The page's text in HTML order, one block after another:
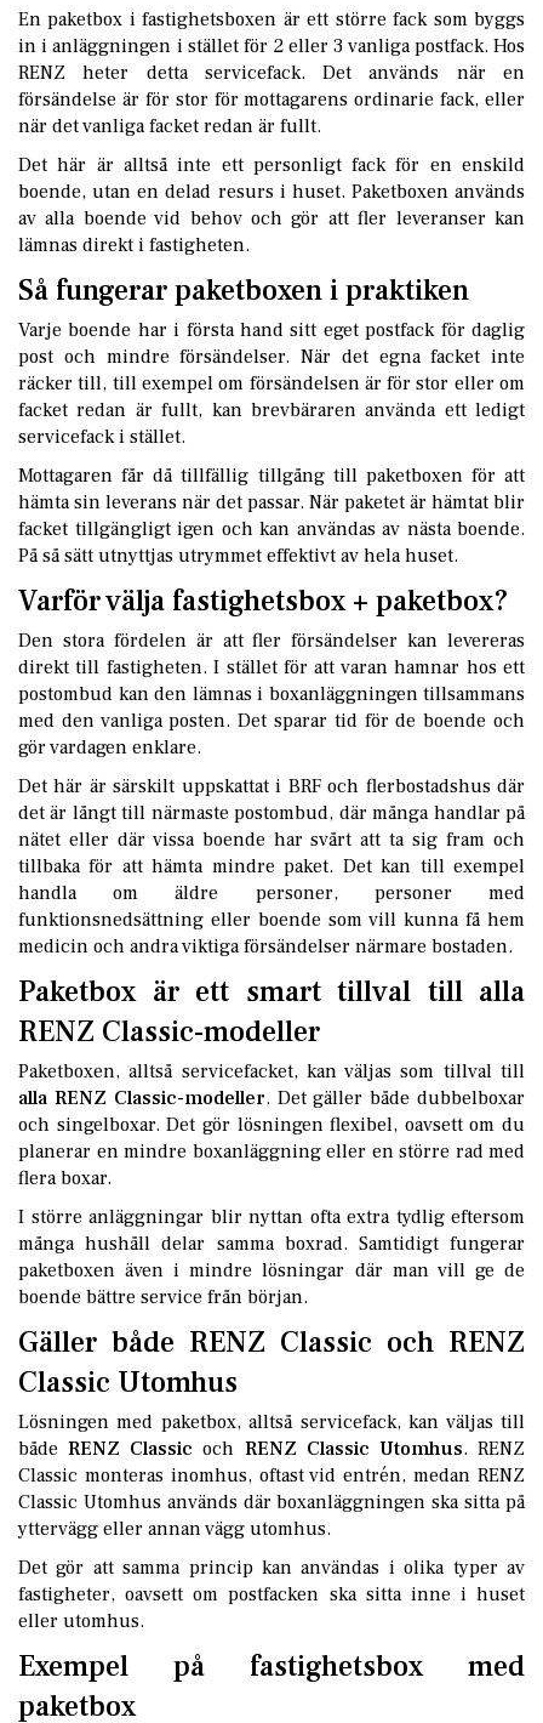
En paketbox i fastighetsboxen är ett större fack som byggs
in i anläggningen i stället för 2 eller 3 vanliga postfack. Hos
RENZ heter detta servicefack. Det används när en
försändelse är för stor för mottagarens ordinarie fack, eller
när det vanliga facket redan är fullt.
Det här är alltså inte ett personligt fack för en enskild
boende, utan en delad resurs i huset. Paketboxen används
av alla boende vid behov och gör att fler leveranser kan
lämnas direkt i fastigheten.
Så fungerar paketboxen i praktiken
Varje boende har i första hand sitt eget postfack för daglig
post och mindre försändelser. När det egna facket inte
räcker till, till exempel om försändelsen är för stor eller om
facket redan är fullt, kan brevbäraren använda ett ledigt
servicefack i stället.
Mottagaren får då tillfällig tillgång till paketboxen för att
hämta sin leverans när det passar. När paketet är hämtat blir
facket tillgängligt igen och kan användas av nästa boende.
På så sätt utnyttjas utrymmet effektivt av hela huset.
Varför välja fastighetsbox + paketbox?
Den stora fördelen är att fler försändelser kan levereras
direkt till fastigheten. I stället för att varan hamnar hos ett
postombud kan den lämnas i boxanläggningen tillsammans
med den vanliga posten. Det sparar tid för de boende och
gör vardagen enklare.
Det här är särskilt uppskattat i BRF och flerbostadshus där
det är långt till närmaste postombud, där många handlar på
nätet eller där vissa boende har svårt att ta sig fram och
tillbaka för att hämta mindre paket. Det kan till exempel
handla om äldre personer, personer med
funktionsnedsättning eller boende som vill kunna få hem
medicin och andra viktiga försändelser närmare bostaden.
Paketbox är ett smart tillval till alla
RENZ Classic-modeller
Paketboxen, alltså servicefacket, kan väljas som tillval till
alla RENZ Classic-modeller. Det gäller både dubbelboxar
och singelboxar. Det gör lösningen flexibel, oavsett om du
planerar en mindre boxanläggning eller en större rad med
flera boxar.
I större anläggningar blir nyttan ofta extra tydlig eftersom
många hushåll delar samma boxrad. Samtidigt fungerar
paketboxen även i mindre lösningar där man vill ge de
boende bättre service från början.
Gäller både RENZ Classic och RENZ
Classic Utomhus
Lösningen med paketbox, alltså servicefack, kan väljas till
bådeRENZ Classic och RENZ Classic Utomhus. RENZ
Classic monteras inomhus, oftast vid entrén, medan RENZ
Classic Utomhus används där boxanläggningen ska sitta på
yttervägg eller annan vägg utomhus.
Det gör att samma princip kan användas i olika typer av
fastigheter, oavsett om postfacken ska sitta inne i huset
eller utomhus.
Exempel på fastighetsbox med
paketbox